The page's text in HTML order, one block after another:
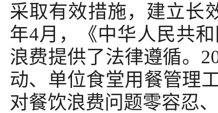
采取有效措施，建立长
年4月，《中华人民共
浪费提供了法律遵循。
动、单位食堂用餐管理
对餐饮浪费问题零容忍